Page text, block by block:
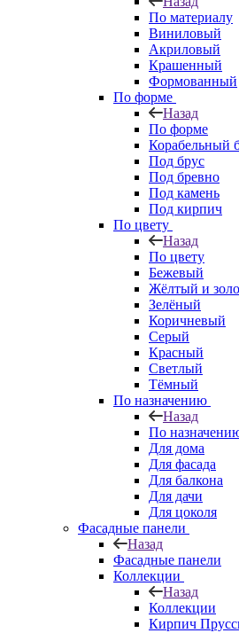
По материалу
Виниловый
Акриловый
Крашенный
Формованный
По форме
Назад
По форме
Корабельный
Под брус
Под бревно
Под камень
Под кирпич
По цвету
Назад
По цвету
Бежевый
Жёлтый и
Зелёный
Коричневый
Серый
Красный
Светлый
Тёмный
По назначению
Назад
По
Для дома
Для фасада
Для балкона
Для дачи
Для цоколя
Фасадные панели
Назад
Фасадные панели
Коллекции
Назад
Коллекции
Кирпич